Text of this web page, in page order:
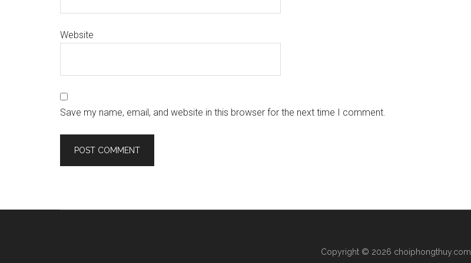
Website
Save my name, email, and website in this browser for the next time I comment.
Copyright © 2026 choiphongthuy.com